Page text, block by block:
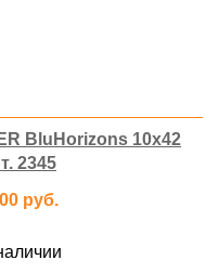
BluHorizons 10x42
2345
руб.